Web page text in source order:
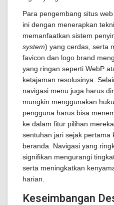
Para pengembang situs
ini dengan menerapkan
memanfaatkan sistem
system) yang cerdas, serta
favicon dan logo brand
yang ringan seperti WebP
ketajaman resolusinya.
navigasi menu juga harus
mungkin menggunakan
pengguna harus bisa
ke dalam fitur pilihan
sentuhan jari sejak pertama
beranda. Navigasi yang
signifikan mengurangi
serta meningkatkan
harian.
Keseimbangan